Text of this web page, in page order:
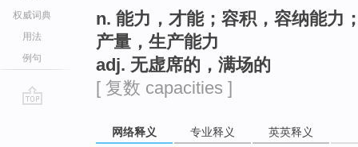
权威词典
用法
例句
n. 能力，才能；容积，容纳能力
产量，生产能力
adj. 无虚席的，满场的
[ 复数 capacities ]
网络释义 专业释义 英英释义